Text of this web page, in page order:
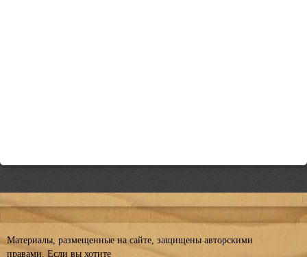
Материалы, размещенные на сайте, защищены авторскими
правами. Если вы хотите